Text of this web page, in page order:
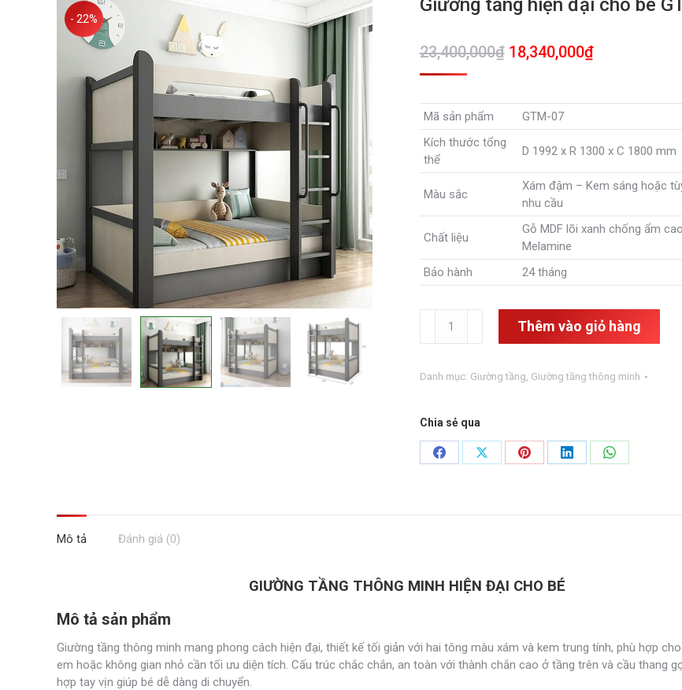
- 22%
Giường tầng hiện đại cho bé
23,400,000₫ Giá
là:
23,400,000₫.
18,340,000₫Giá
tại
18,340,000₫.
Mã sản phẩm
GTM-07
Kích thước tổng
thể
D 1992 x R 1300 x C 1800 mm
Màu sắc
Xám đậm – Kem sáng hoặc
nhu cầu
Chất liệu
Gỗ MDF lõi xanh chống ẩm
Melamine
Bảo hành
24 tháng
GTM-
07
Thêm vào giỏ hàng
Danh mục: Giường tầng, Giường tầng thông minh
Chia sẻ qua
Share
Share
Share
Share
Share
Mô tả Đánh giá (0)
GIƯỜNG TẦNG THÔNG MINH HIỆN ĐẠI CHO BÉ
Mô tả sản phẩm
Giường tầng thông minh mang phong cách hiện đại, thiết kế tối giản với hai tông màu xám và kem trung tính, phù hợp
em hoặc không gian nhỏ cần tối ưu diện tích. Cấu trúc chắc chắn, an toàn với thành chắn cao ở tầng trên và cầu thang
hợp tay vịn giúp bé dễ dàng di chuyển.